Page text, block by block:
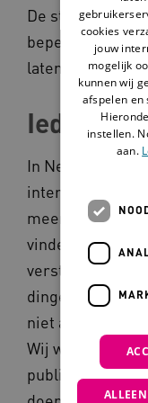
De stichting wil
beperking zelf
laten zien wat
Iedereen
In Nederland
internet, apps
meer dan 2
vinden.
verstandelijke
dingen gewoon
niet altijd goed
Wij willen
publiek
cookies
jouw
mogelijk
kunnen wij
afspelen en
instellen.
aan.